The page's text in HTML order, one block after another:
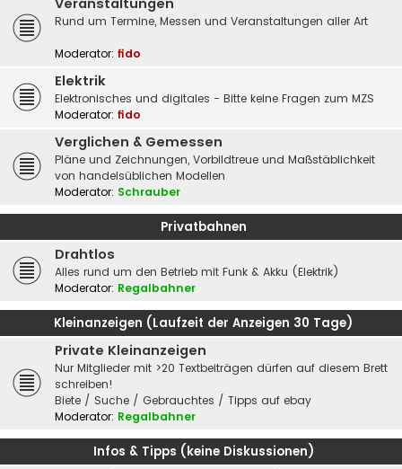
Veranstaltungen
Rund um Termine, Messen und Veranstaltungen aller Art
Moderator: fido
Elektrik
Elektronisches und digitales - Bitte keine Fragen zum MZS
Moderator: fido
Verglichen & Gemessen
Pläne und Zeichnungen, Vorbildtreue und Maßstäblichkeit
von handelsüblichen Modellen
Moderator: Schrauber
Privatbahnen
Drahtlos
Alles rund um den Betrieb mit Funk & Akku (Elektrik)
Moderator: Regalbahner
Kleinanzeigen (Laufzeit der Anzeigen 30 Tage)
Private Kleinanzeigen
Nur Mitglieder mit >20 Textbeiträgen dürfen auf diesem Brett
schreiben!
Biete / Suche / Gebrauchtes / Tipps auf ebay
Moderator: Regalbahner
Infos & Tipps (keine Diskussionen)